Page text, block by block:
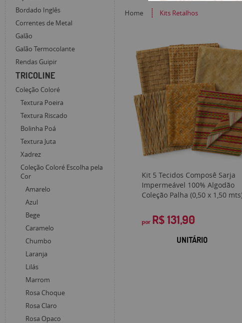
Bordado Inglês
Correntes de Metal
Galão
Galão Termocolante
Rendas Guipir
TRICOLINE
Coleção Coloré
Textura Poeira
Textura Riscado
Bolinha Poá
Textura Juta
Xadrez
Coleção Coloré Escolha pela
Cor
Amarelo
Azul
Bege
Caramelo
Chumbo
Laranja
Lilás
Marrom
Rosa Choque
Rosa Claro
Rosa Opaco
Home Kits Retalhos
Kit 5 Tecidos Composê Sarja
Impermeável 100% Algodão
Coleção Palha (0,50 x 1,50
por R$ 131,90
UNITÁRIO